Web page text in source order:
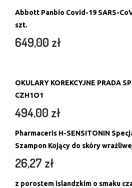
Abbott Panbio Covid-19 SARS-
szt.
649,00 zł
OKULARY KOREKCYJNE PRADA
CZH1O1
494,00 zł
Pharmaceris H-SENSITONIN
Szampon Kojący do skóry
26,27 zł
z porostem islandzkim o smaku